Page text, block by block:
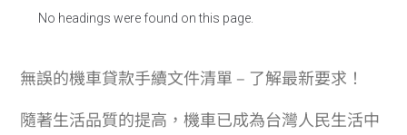
No headings were found on this page.
無誤的機車貸款手續文件清單 – 了解最新要求！
隨著生活品質的提高，機車已成為台灣人民生活中